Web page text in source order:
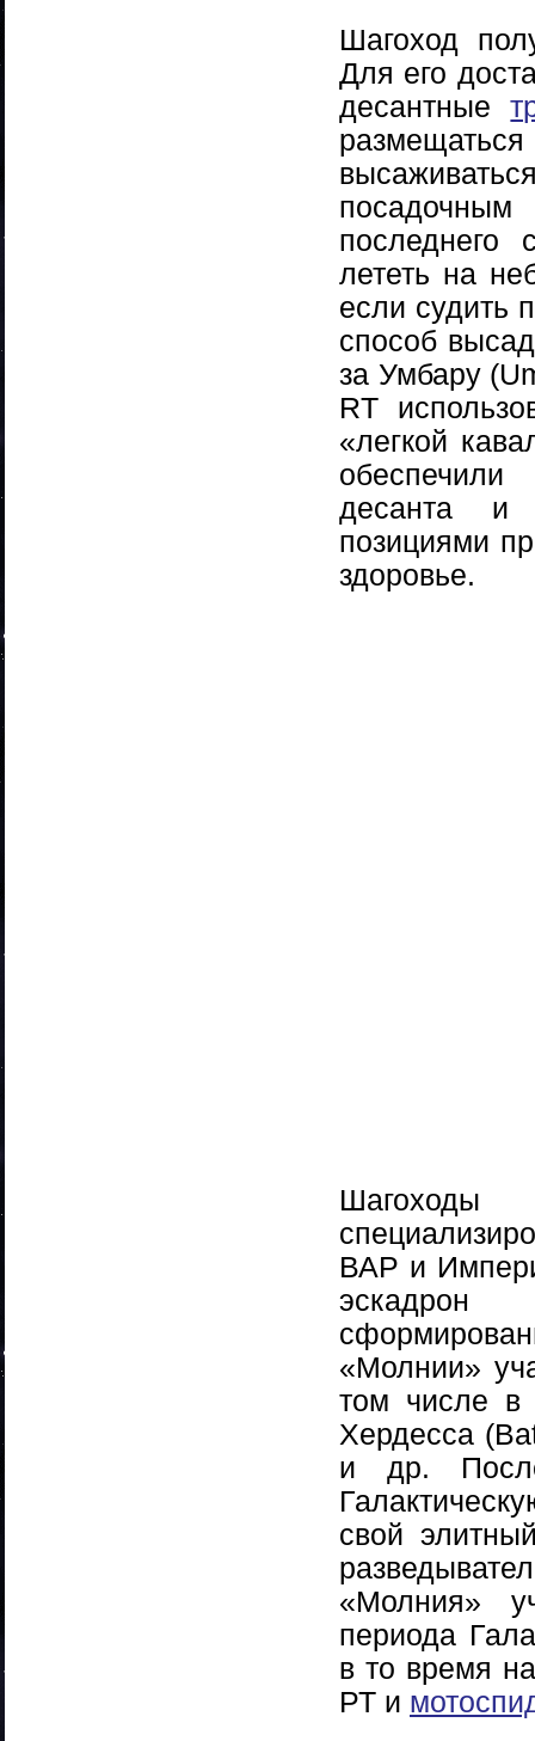
Шагоход
Для его
десантные
последнего
лететь на
если судить
способ
за Умбару
RT
«легкой
обеспечили
десанта и
позициями
здоровье.
ВАР и
«Молнии»
том числе в
Хердесса
и др.
свой
«Молния»
периода
в то время
РТ и